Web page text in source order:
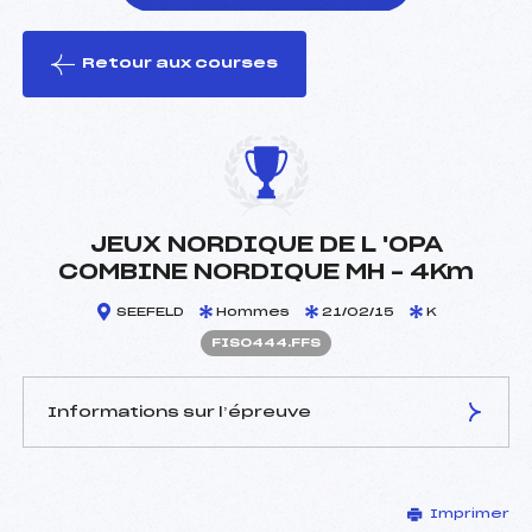
le ski
Retour aux courses
JEUX NORDIQUE DE L 'OPA
COMBINE NORDIQUE MH – 4Km
SEEFELD Hommes 21/02/15 K
FIS0444.FFS
Informations sur l’épreuve
–
Imprimer